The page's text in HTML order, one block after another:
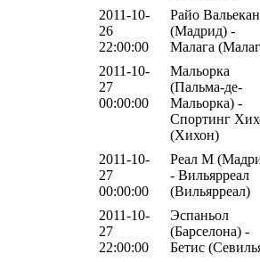
2011-10-
26
22:00:00
Райо
(Мадрид) -
Малага
2011-10-
27
00:00:00
Мальорка
(Пальма-де-
Мальорка) -
Спортинг
(Хихон)
2011-10-
27
00:00:00
Реал М
- Вильярреал
(Вильярреал)
2011-10-
27
22:00:00
Эспаньол
(Барселона) -
Бетис